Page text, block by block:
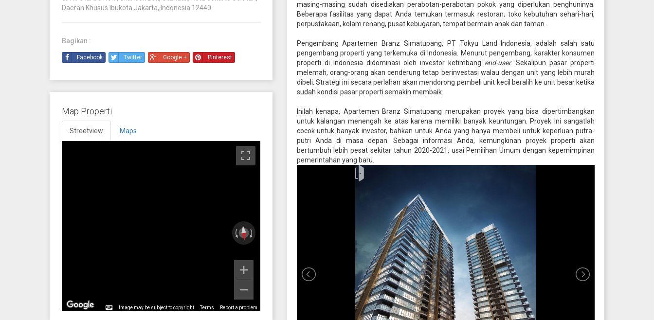
masing-masing sudah disediakan perabotan-perabotan pokok yang diperlukan penghuninya.
Beberapa fasilitas yang dapat Anda temukan termasuk restoran, toko kebutuhan sehari-hari,
perpustakaan, kolam renang, pusat kebugaran, tempat bermain anak dan taman.
Pengembang Apartemen Branz Simatupang, PT Tokyu Land Indonesia, adalah salah satu
pengembang properti yang terkemuka di Indonesia. Menurut pengembang, karakter konsumen
properti di Indonesia didominasi oleh investor ketimbang end-user. Sekalipun pasar properti
melemah, orang-orang akan cenderung tetap berinvestasi walau dengan unit yang lebih murah
dibeli. Strategi ini secara perlahan akan mendorong pembeli unit kecil beralih ke unit besar ketika
sudah kondisi pasar properti semakin membaik.
Inilah kenapa, Apartemen Branz Simatupang merupakan proyek yang bisa dipertimbangkan
untuk kalangan menengah ke atas karena memiliki banyak keuntungan. Proyek ini sangatlah
cocok untuk banyak investor, bahkan untuk Anda yang hanya membeli untuk keperluan putra-
putri Anda di masa depan. Sebagai informasi Anda, kemungkinan proyek properti akan
bertumbuh lebih pesat sekitar tahun 2020-2021, usai Pemilihan Umum dengan kepemimpinan
pemerintahan yang baru.
Daerah Khusus Ibukota Jakarta, Indonesia 12440
Bagikan :
Facebook Twitter Google + Pinterest
Map Properti
Streetview Maps
Image may be subject to copyright Terms Report a problem